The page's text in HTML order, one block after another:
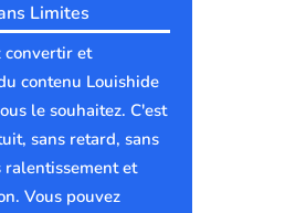
Limites
convertir et
contenu Louishide
le souhaitez. C'est
sans retard, sans
ralentissement et
Vous pouvez